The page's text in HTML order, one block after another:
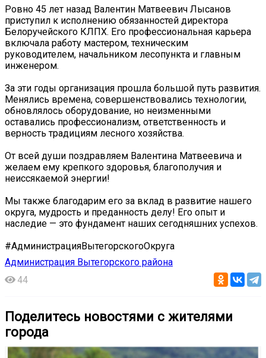
Ровно 45 лет назад Валентин Матвеевич Лысанов
приступил к исполнению обязанностей директора
Белоручейского КЛПХ. Его профессиональная карьера
включала работу мастером, техническим
руководителем, начальником лесопункта и главным
инженером.
За эти годы организация прошла большой путь развития.
Менялись времена, совершенствовались технологии,
обновлялось оборудование, но неизменными
оставались профессионализм, ответственность и
верность традициям лесного хозяйства.
От всей души поздравляем Валентина Матвеевича и
желаем ему крепкого здоровья, благополучия и
неиссякаемой энергии!
Мы также благодарим его за вклад в развитие нашего
округа, мудрость и преданность делу! Его опыт и
наследие — это фундамент наших сегодняшних успехов.
#АдминистрацияВытегорскогоОкруга
Администрация Вытегорского района
44
Поделитесь новостями с жителями
города